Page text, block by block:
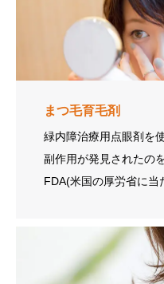
まつ毛育毛剤
緑内障治療用点眼剤を
副作用が発見されたの
FDA(米国の厚労省に当